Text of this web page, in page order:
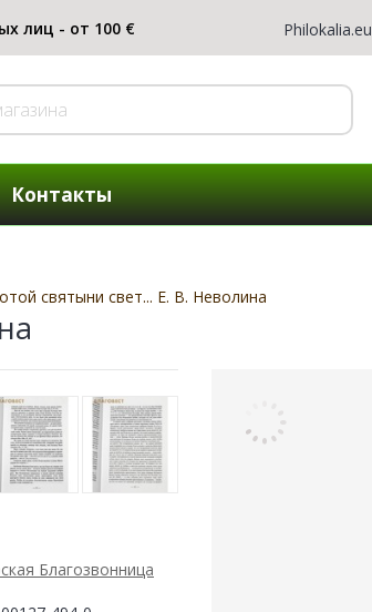
Philokalia.eu
Контакты
святыни свет... Е. В. Неволина
Благозвонница